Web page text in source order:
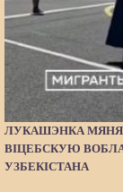
ЛУКАШЭНКА
ВІЦЕБСКУЮ
УЗБЕКІСТАНА